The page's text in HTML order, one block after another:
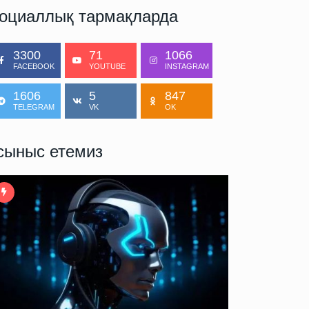
тармақларда
3300
FACEBOOK
71
YOUTUBE
1066
INSTAGRAM
1606
TELEGRAM
5
VK
847
OK
етемиз